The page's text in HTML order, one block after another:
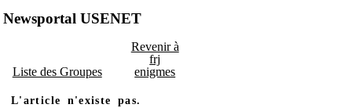
Newsportal USENET
Liste des Groupes
Revenir à
frj
enigmes
L'article n'existe pas.